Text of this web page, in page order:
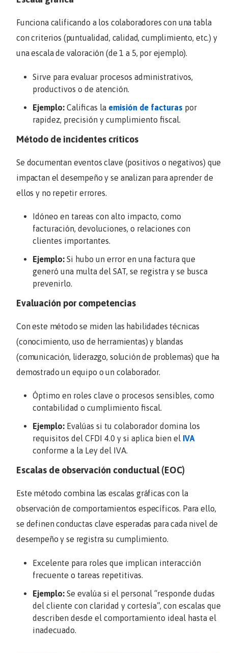
Funciona calificando a los colaboradores con una tabla
con criterios (puntualidad, calidad, cumplimiento, etc.) y
una escala de valoración (de 1 a 5, por ejemplo).
Sirve para evaluar procesos administrativos,
productivos o de atención.
Ejemplo: Calificas la emisión de facturas por
rapidez, precisión y cumplimiento fiscal.
Método de incidentes críticos
Se documentan eventos clave (positivos o negativos) que
impactan el desempeño y se analizan para aprender de
ellos y no repetir errores.
Idóneo en tareas con alto impacto, como
facturación, devoluciones, o relaciones con
clientes importantes.
Ejemplo: Si hubo un error en una factura que
generó una multa del SAT, se registra y se busca
prevenirlo.
Evaluación por competencias
Con este método se miden las habilidades técnicas
(conocimiento, uso de herramientas) y blandas
(comunicación, liderazgo, solución de problemas) que ha
demostrado un equipo o un colaborador.
Óptimo en roles clave o procesos sensibles, como
contabilidad o cumplimiento fiscal.
Ejemplo: Evalúas si tu colaborador domina los
requisitos del CFDI 4.0 y si aplica bien el IVA
conforme a la Ley del IVA.
Escalas de observación conductual (EOC)
Este método combina las escalas gráficas con la
observación de comportamientos específicos. Para ello,
se definen conductas clave esperadas para cada nivel de
desempeño y se registra su cumplimiento.
Excelente para roles que implican interacción
frecuente o tareas repetitivas.
Ejemplo: Se evalúa si el personal “responde dudas
del cliente con claridad y cortesía”, con escalas que
describen desde el comportamiento ideal hasta el
inadecuado.